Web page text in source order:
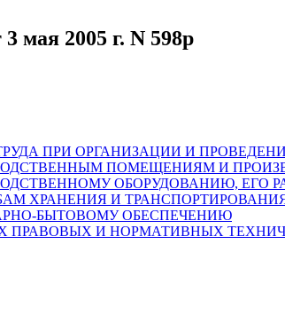
мая 2005 г. N 598р
ПРИ ОРГАНИЗАЦИИ И
ПОМЕЩЕНИЯМ И
ОБОРУДОВАНИЮ, ЕГО
ХРАНЕНИЯ И
БЫТОВОМУ ОБЕСПЕЧЕНИЮ
ПРАВОВЫХ И НОРМАТИВНЫХ